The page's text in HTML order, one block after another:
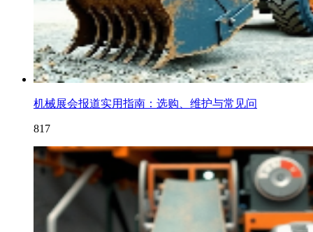
机械展会报道实用指南：选购、维护与常见问
817